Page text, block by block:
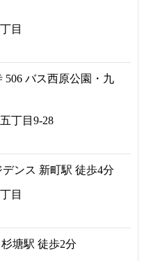
目
506 バス西原公園・九
丁目9-28
ンス 新町駅 徒歩4分
目
塘駅 徒歩2分